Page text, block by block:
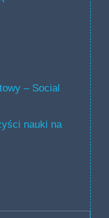
– Social
nauki na